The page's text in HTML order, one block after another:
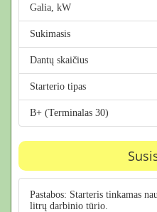
Galia, kW
Sukimasis
Dantų skaičius
Starterio tipas
B+ (Terminalas 30)
Pastabos: Starteris tinkamas
litrų darbinio tūrio.